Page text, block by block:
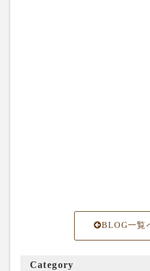
BLOG一覧
Category